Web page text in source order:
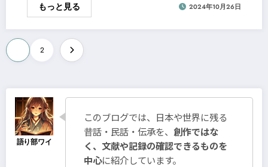
もっと見る 2024年10月26日
投
稿
の
ペ
ー
ジ
2
このブログでは、日本や世界に残る
昔話・民話・伝承を、 創作ではな
く、文献や記録の確認できるものを
中心に紹介しています。